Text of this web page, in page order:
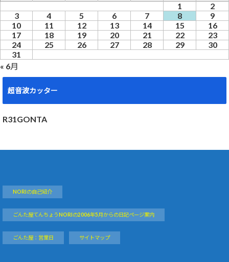
1
2
3
4 5 6 7 8
9
10
11 12 13 14 15
16
17
18 19 20 21 22
23
24
25 26 27 28 29
30
31
« 6月
超音波カッター
R31GONTA
NORIの自己紹介
ごんた屋てんちょうNORIの2006年5月からの日記ページ案内
ごんた屋：営業日 サイトマップ